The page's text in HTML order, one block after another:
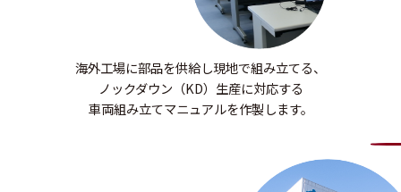
海外工場に部品を供給し現地で組み立てる、
ノックダウン（KD）生産に対応する
車両組み立てマニュアルを作製します。